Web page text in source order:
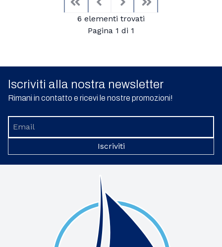
FirstPrevious
6 elementi trovati
Pagina 1 di 1
Next
Iscriviti alla nostra newsletter
Rimani in contatto e ricevi le nostre promozioni!
Iscriviti